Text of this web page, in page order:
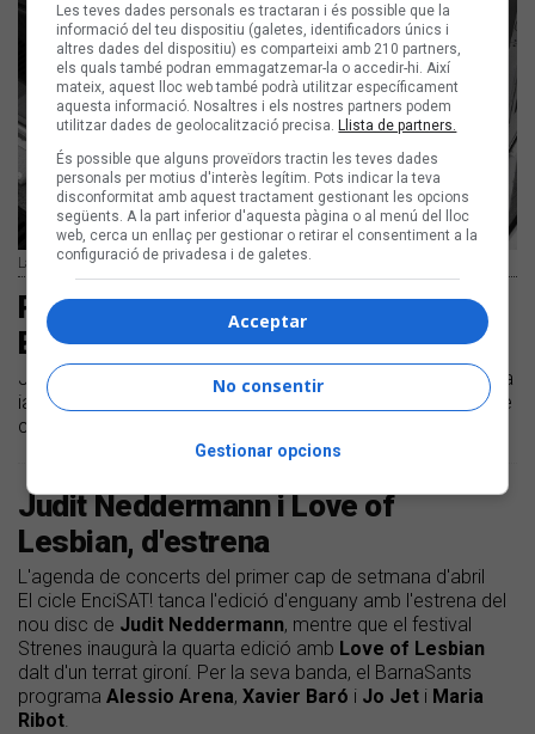
La Iaia tornaran a Banyoles per presentar el seu tercer disc | Jordi Crusats
Primers noms de l'(a)phònica de
Banyoles
José González, Andrea Motis & Joan Chamorro Quartet, La
iaia i Alessio Arena, primers noms confirmats | El festival se
celebrarà del 30 de juny al 2 de juliol a Banyoles
Judit Neddermann i Love of
Lesbian, d'estrena
L'agenda de concerts del primer cap de setmana d'abril
El cicle EnciSAT! tanca l'edició d'enguany amb l'estrena del
nou disc de Judit Neddermann, mentre que el festival
Strenes inaugurà la quarta edició amb Love of Lesbian
dalt d'un terrat gironí. Per la seva banda, el BarnaSants
programa Alessio Arena, Xavier Baró i Jo Jet i Maria
Ribot.
Les teves dades personals es tractaran i és possible que la
informació del teu dispositiu (galetes, identificadors únics i
altres dades del dispositiu) es comparteixi amb 210 partners,
els quals també podran emmagatzemar-la o accedir-hi. Així
mateix, aquest lloc web també podrà utilitzar específicament
aquesta informació. Nosaltres i els nostres partners podem
utilitzar dades de geolocalització precisa.Llista de partners.
És possible que alguns proveïdors tractin les teves dades
personals per motius d'interès legítim. Pots indicar la teva
disconformitat amb aquest tractament gestionant les opcions
següents. A la part inferior d'aquesta pàgina o al menú del lloc
web, cerca un enllaç per gestionar o retirar el consentiment a la
configuració de privadesa i de galetes.
Acceptar
No consentir
Gestionar opcions